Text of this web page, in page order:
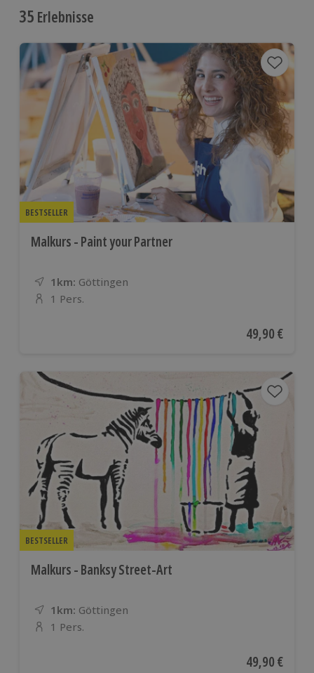
35 Erlebnisse
BESTSELLER
Malkurs - Paint your Partner
1km: Entfernung
Standort
Göttingen
Anzahl der Teilnehmer
1 Pers.
Aktueller
49,90 €
BESTSELLER
Malkurs - Banksy Street-Art
1km: Entfernung
Standort
Göttingen
Anzahl der Teilnehmer
1 Pers.
Aktueller
49,90 €